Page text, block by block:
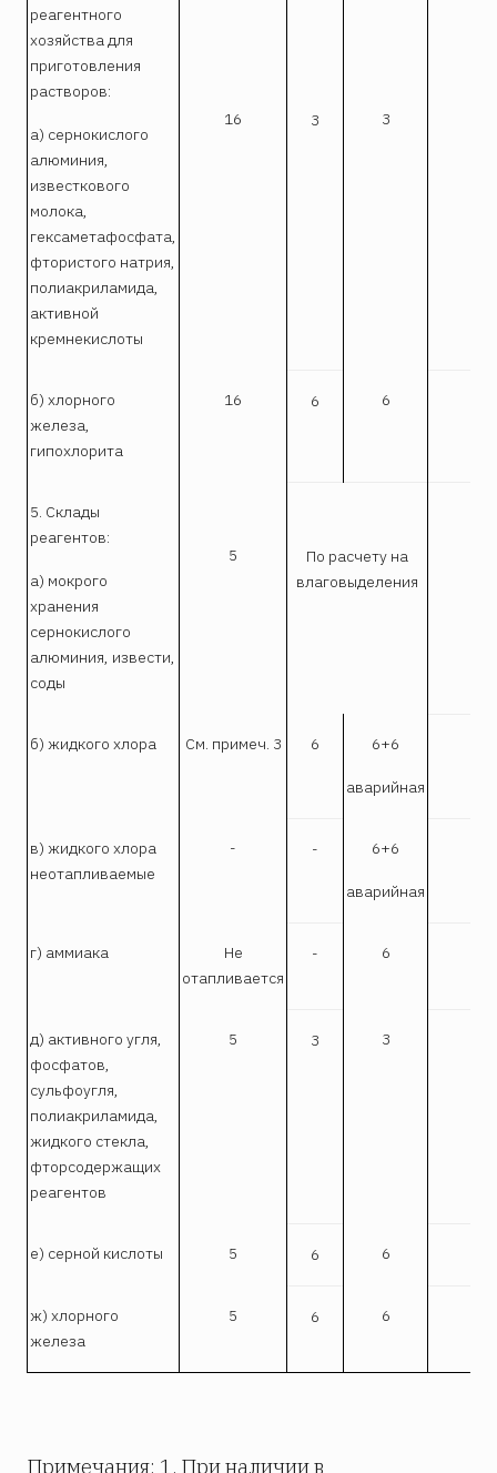
реагентного
хозяйства для
приготовления
растворов:
а) сернокислого
алюминия,
известкового
молока,
гексаметафосфата,
фтористого натрия,
полиакриламида,
активной
кремнекислоты
16 3 3
б) хлорного
железа,
гипохлорита
16 6 6
5. Склады
реагентов:
а) мокрого
хранения
сернокислого
алюминия, извести,
соды
5
По расчету на
влаговыделения
б) жидкого хлора См. примеч. 3 6 6+6
аварийная
в) жидкого хлора
неотапливаемые
- - 6+6
аварийная
г) аммиака
Не
отапливается
- 6
д) активного угля,
фосфатов,
сульфоугля,
полиакриламида,
жидкого стекла,
фторсодержащих
реагентов
5 3 3
е) серной кислоты 5 6 6
ж) хлорного
железа
5 6 6
Примечания: 1. При наличии в